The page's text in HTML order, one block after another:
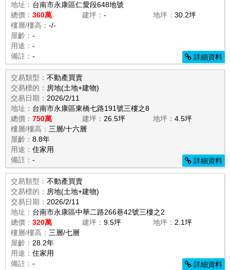
地址： 台南市永康區仁愛段648地號
總價： 360萬 建坪： - 地坪：30.2坪
樓層/樓高： -/-
屋齡： -
用途： -
備註： - 詳細資料
交易類型： 不動產買賣
交易標的： 房地(土地+建物)
交易日期： 2026/2/11
地址： 台南市永康區東橋七路191號三樓之8
總價： 750萬 建坪： 26.5坪 地坪：4.5坪
樓層/樓高： 三層/十六層
屋齡： 8.8年
用途： 住家用
備註： - 詳細資料
交易類型： 不動產買賣
交易標的： 房地(土地+建物)
交易日期： 2026/2/11
地址： 台南市永康區中華二路266巷42號三樓之2
總價： 320萬 建坪： 9.5坪 地坪： 2.1坪
樓層/樓高： 三層/七層
屋齡： 28.2年
用途： 住家用
備註： - 詳細資料